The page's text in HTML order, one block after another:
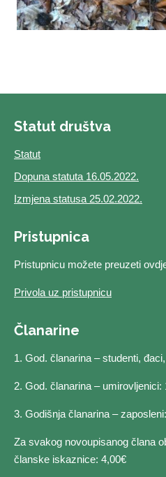
Statut društva
Statut
Dopuna statuta 16.05.2022.
Izmjena statusa 25.02.2022.
Pristupnica
Pristupnicu možete preuzeti
Privola uz pristupnicu
Članarine
1. God. članarina – studenti,
2. God. članarina – umirovljenici:
3. Godišnja članarina –
Za svakog novoupisanog člana
članske iskaznice: 4,00€